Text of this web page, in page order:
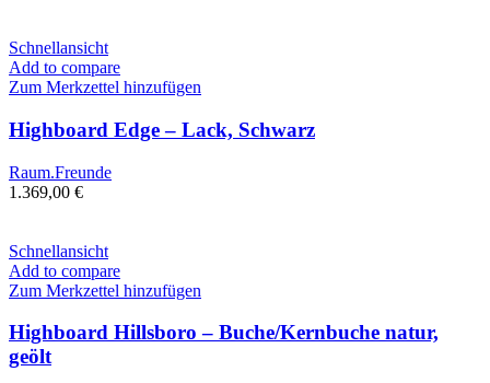
Schnellansicht
Add to compare
Zum Merkzettel hinzufügen
Highboard Edge – Lack, Schwarz
Raum.Freunde
1.369,00 €
Schnellansicht
Add to compare
Zum Merkzettel hinzufügen
Highboard Hillsboro – Buche/Kernbuche natur,
geölt